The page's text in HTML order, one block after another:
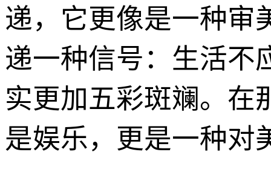
递，它更像是一种审
递一种信号：生活不
实更加五彩斑斓。在
是娱乐，更是一种对